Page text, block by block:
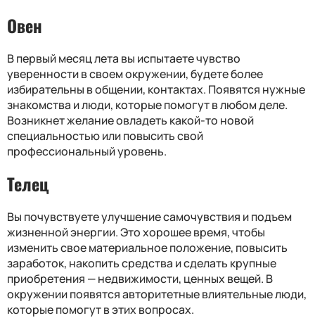
Овен
В первый месяц лета вы испытаете чувство
уверенности в своем окружении, будете более
избирательны в общении, контактах. Появятся нужные
знакомства и люди, которые помогут в любом деле.
Возникнет желание овладеть какой-то новой
специальностью или повысить свой
профессиональный уровень.
Телец
Вы почувствуете улучшение самочувствия и подъем
жизненной энергии. Это хорошее время, чтобы
изменить свое материальное положение, повысить
заработок, накопить средства и сделать крупные
приобретения — недвижимости, ценных вещей. В
окружении появятся авторитетные влиятельные люди,
которые помогут в этих вопросах.